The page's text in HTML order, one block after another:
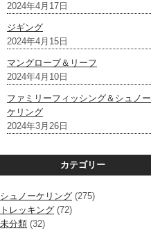
2024年4月17日
ジギング
2024年4月15日
マングローブ＆リーフ
2024年4月10日
ファミリーフィッシング＆シュノー
ケリング
2024年3月26日
カテゴリー
シュノーケリング (275)
トレッキング (72)
未分類 (32)